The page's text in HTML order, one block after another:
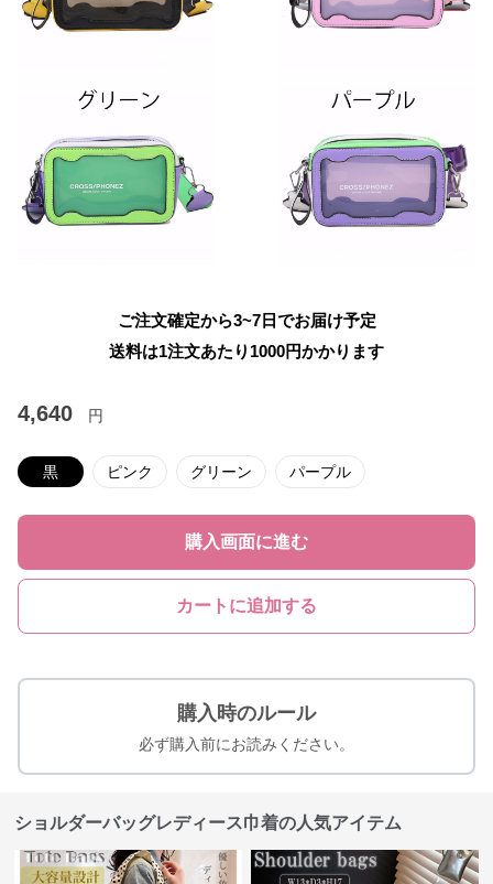
ご注文確定から3~7日でお届け予定
送料は1注文あたり 1000円かかります
4,640 円
黒 ピンク グリーン パープル
購入画面に進む
カートに追加する
購入時のルール
必ず購入前にお読みください。
ショルダーバッグレディース巾着の人気アイテム